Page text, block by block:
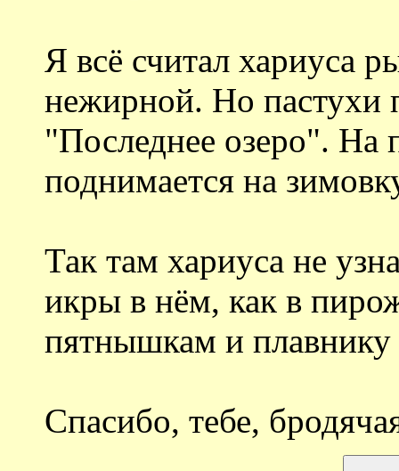
Я всё считал хариуса
нежирной. Но пастухи
"Последнее озеро". На
поднимается на
Так там хариуса не
икры в нём, как в
пятнышкам и плавнику
Спасибо, тебе,